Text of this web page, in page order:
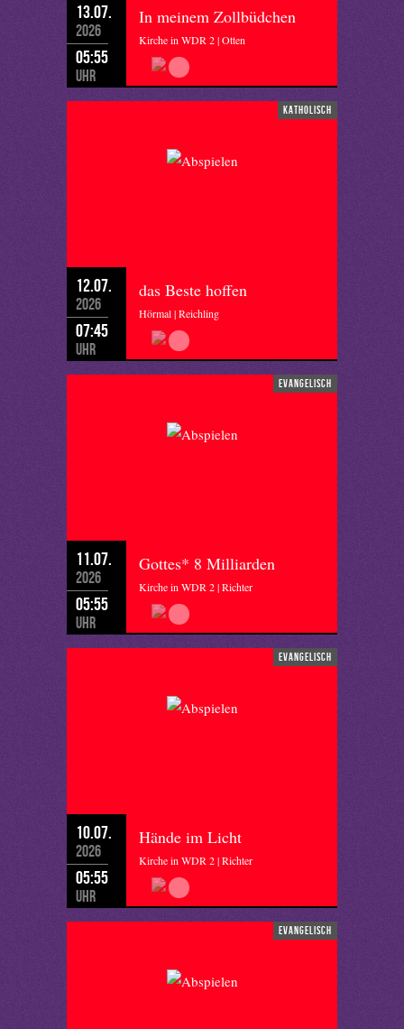
13.07.
2026
05:55
Uhr
In meinem Zollbüdchen
Kirche in WDR 2 | Otten
katholisch
12.07.
2026
07:45
Uhr
das Beste hoffen
Hörmal | Reichling
evangelisch
11.07.
2026
05:55
Uhr
Gottes* 8 Milliarden
Kirche in WDR 2 | Richter
evangelisch
10.07.
2026
05:55
Uhr
Hände im Licht
Kirche in WDR 2 | Richter
evangelisch